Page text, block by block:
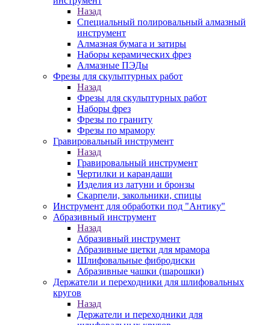
Назад
Специальный полировальный алмазный
инструмент
Алмазная бумага и затиры
Наборы керамических фрез
Алмазные ПЭДы
Фрезы для скульптурных работ
Назад
Фрезы для скульптурных работ
Наборы фрез
Фрезы по граниту
Фрезы по мрамору
Гравировальный инструмент
Назад
Гравировальный инструмент
Чертилки и карандаши
Изделия из латуни и бронзы
Скарпели, закольники, спицы
Инструмент для обработки под "Антику"
Абразивный инструмент
Назад
Абразивный инструмент
Абразивные щетки для мрамора
Шлифовальные фибродиски
Абразивные чашки (шарошки)
Держатели и переходники для шлифовальных
кругов
Назад
Держатели и переходники для